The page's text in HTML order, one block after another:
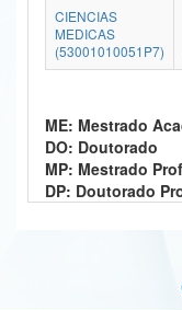
Ministério da Ciência,
Ministério do Meio Ambiente
Ministério do Desenvolvimento
Controladoria-Geral da União
CIENCIAS
MEDICAS
(53001010051P7)
ME: Mestrado
DO: Doutorado
MP: Mestrado
DP: Doutorado